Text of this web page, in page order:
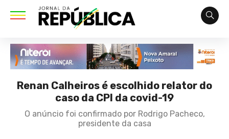
Renan Calheiros é escolhido relator do
caso da CPI da covid-19
O anúncio foi confirmado por Rodrigo Pacheco,
presidente da casa